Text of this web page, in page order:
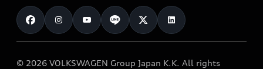
カタログ一覧
車検 / 定期点検
e-tronアフターサポート
クオリティ
保証
メンテナンス
お知らせ
オーナー様向けキャンペーン
© 2026 VOLKSWAGEN Group Japan K.K. All rights